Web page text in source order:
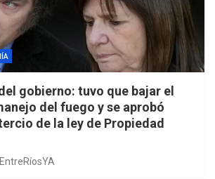
gobierno: tuvo que bajar el
del fuego y se aprobó
de la ley de Propiedad
EntreRíosYA